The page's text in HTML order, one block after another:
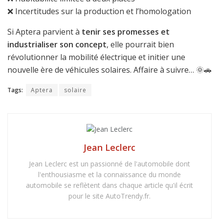
❌ Incertitudes sur la production et l’homologation
Si Aptera parvient à tenir ses promesses et
industrialiser son concept, elle pourrait bien
révolutionner la mobilité électrique et initier une
nouvelle ère de véhicules solaires. Affaire à suivre… 🌞🚗
Tags: Aptera solaire
Jean Leclerc
Jean Leclerc est un passionné de l'automobile dont
l'enthousiasme et la connaissance du monde
automobile se reflètent dans chaque article qu'il écrit
pour le site AutoTrendy.fr.